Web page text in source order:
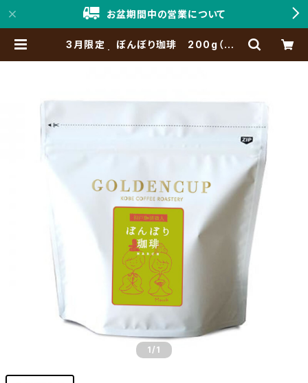
お盆期間中の営業について
3月限定 ぼんぼり珈琲 200g（約2
1/1